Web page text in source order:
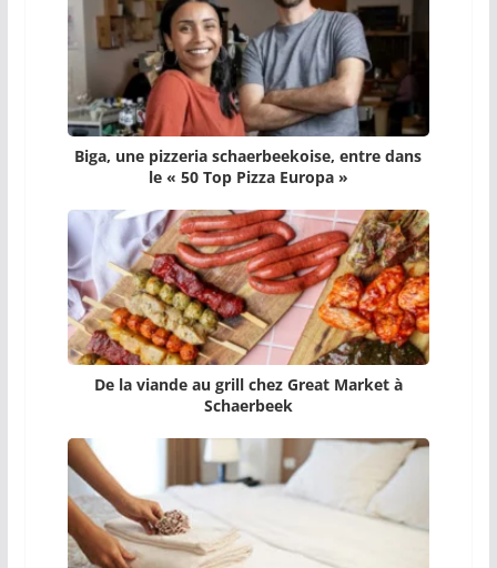
Biga, une pizzeria schaerbeekoise, entre dans
le « 50 Top Pizza Europa »
De la viande au grill chez Great Market à
Schaerbeek